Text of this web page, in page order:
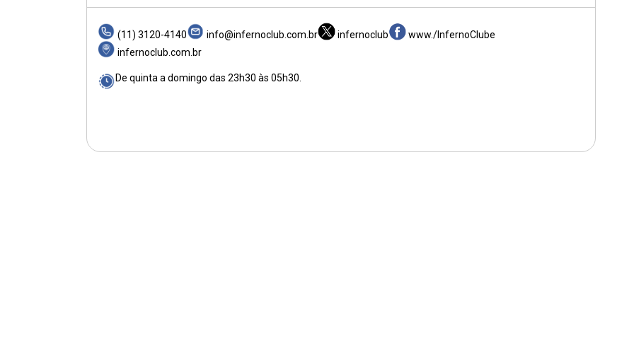
(11) 3120-4140 info@infernoclub.com.br infernoclub
www./InfernoClube
infernoclub.com.br
De quinta a domingo das 23h30 às 05h30.